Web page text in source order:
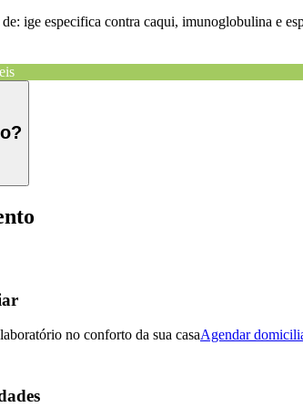
ige especifica contra caqui, imunoglobulina e
no conforto da sua casaAgendar